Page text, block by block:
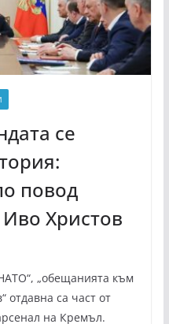
се
повод
Христов
„обещанията към
отдавна са част от
на Кремъл.